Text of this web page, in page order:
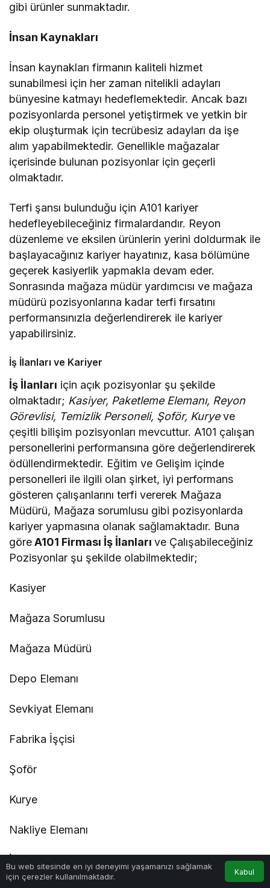
gibi ürünler sunmaktadır.
İnsan Kaynakları
İnsan kaynakları firmanın kaliteli hizmet
sunabilmesi için her zaman nitelikli adayları
bünyesine katmayı hedeflemektedir. Ancak bazı
pozisyonlarda personel yetiştirmek ve yetkin bir
ekip oluşturmak için tecrübesiz adayları da işe
alım yapabilmektedir. Genellikle mağazalar
içerisinde bulunan pozisyonlar için geçerli
olmaktadır.
Terfi şansı bulunduğu için A101 kariyer
hedefleyebileceğiniz firmalardandır. Reyon
düzenleme ve eksilen ürünlerin yerini doldurmak ile
başlayacağınız kariyer hayatınız, kasa bölümüne
geçerek kasiyerlik yapmakla devam eder.
Sonrasında mağaza müdür yardımcısı ve mağaza
müdürü pozisyonlarına kadar terfi fırsatını
performansınızla değerlendirerek ile kariyer
yapabilirsiniz.
İş İlanları ve Kariyer
İş İlanları için açık pozisyonlar şu şekilde
olmaktadır; Kasiyer, Paketleme Elemanı, Reyon
Görevlisi, Temizlik Personeli, Şoför, Kuryeve
çeşitli bilişim pozisyonları mevcuttur. A101 çalışan
personellerini performansına göre değerlendirerek
ödüllendirmektedir. Eğitim ve Gelişim içinde
personelleri ile ilgili olan şirket, iyi performans
gösteren çalışanlarını terfi vererek Mağaza
Müdürü, Mağaza sorumlusu gibi pozisyonlarda
kariyer yapmasına olanak sağlamaktadır. Buna
göreA101 Firması İş İlanlarıve Çalışabileceğiniz
Pozisyonlar şu şekilde olabilmektedir;
Kasiyer
Mağaza Sorumlusu
Mağaza Müdürü
Depo Elemanı
Sevkiyat Elemanı
Fabrika İşçisi
Şoför
Kurye
Nakliye Elemanı
Bu web sitesinde en iyi deneyimi yaşamanızı sağlamak
için çerezler kullanılmaktadır.
Kabul
Anasayfa Akış Bildirimler
0